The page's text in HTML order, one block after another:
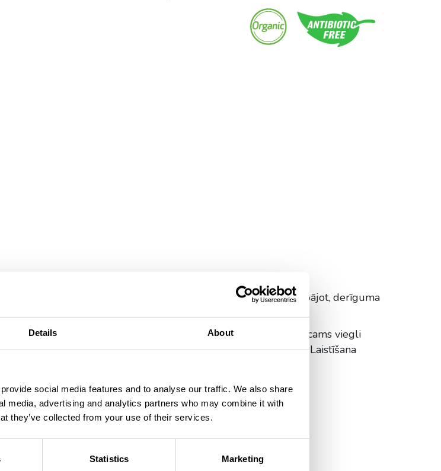
Details About
social media features and to analyse our traffic. We also share
media, advertising and analytics partners who may combine it with
they’ve collected from your use of their services.
Statistics Marketing
bērniem un mājdzīvniekiem nepieejamā vietā. Pareizi uzglabājot, derīguma
bedrītē netālu no stāda. Virspusēji izkaisītās granulas ieteicams viegli
apmēram 1–2 dl mēslojuma. Granulas pārklāj ar augsni. Laistīšana
jūlija sākumā 3,5 dl/m²
mēslošanu stādīšanas laikā.